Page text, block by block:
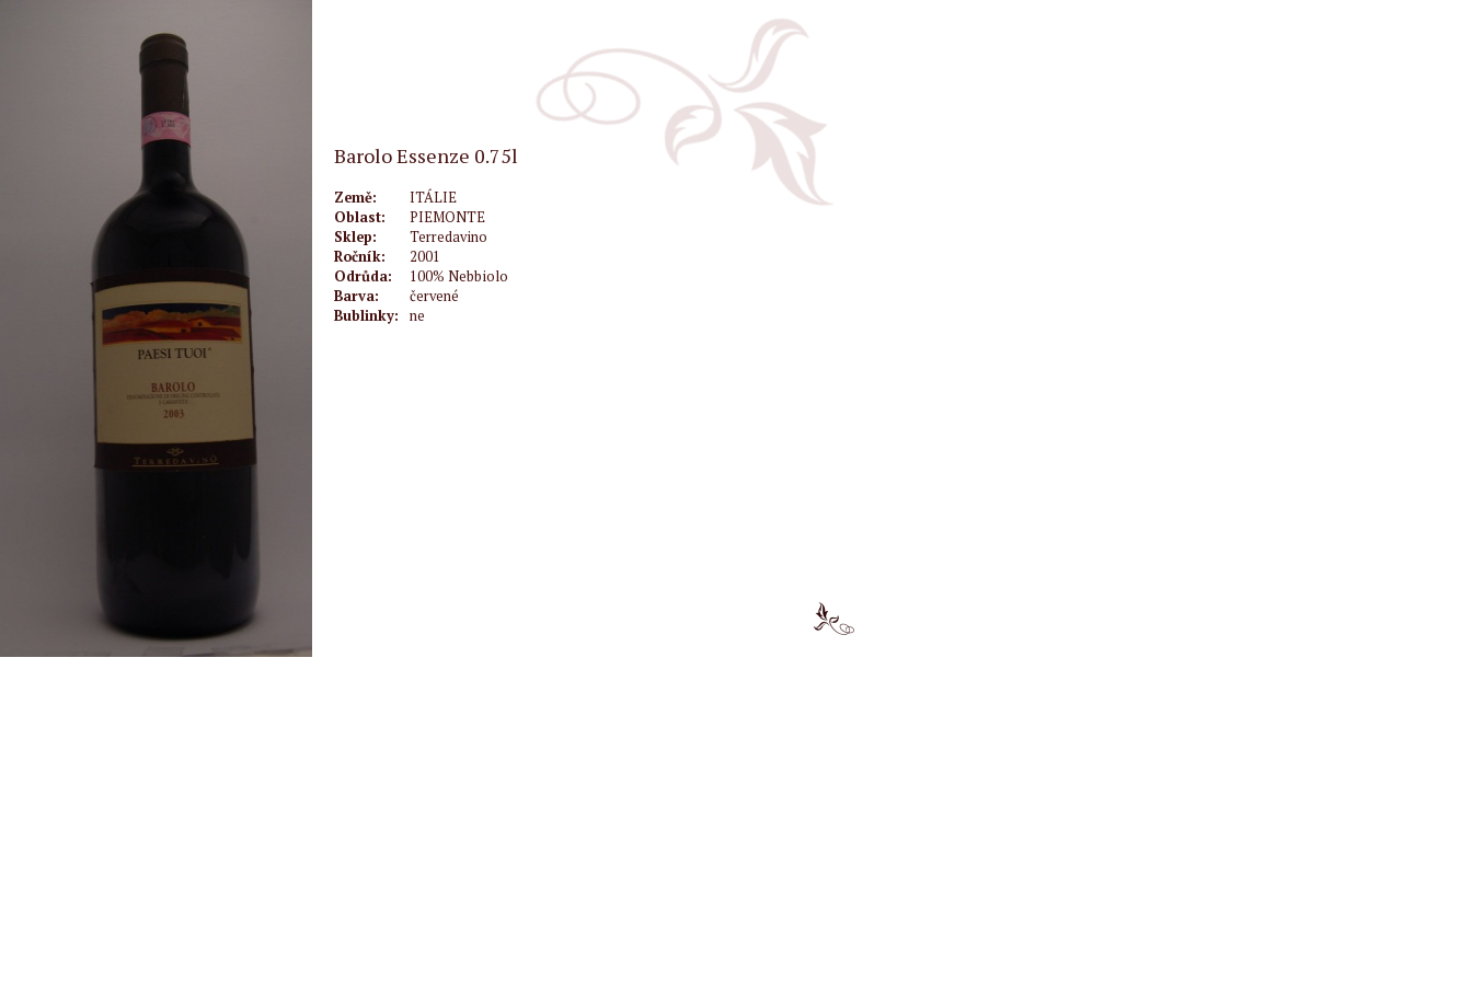
Barolo Essenze 0.75l
Země:
ITÁLIE
Oblast:
PIEMONTE
Sklep:
Terredavino
Ročník:
2001
Odrůda:
100% Nebbiolo
Barva:
červené
Bublinky:
ne